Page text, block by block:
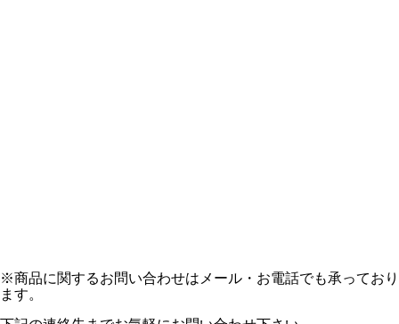
※商品に関するお問い合わせはメール・お電話でも承っており
ます。